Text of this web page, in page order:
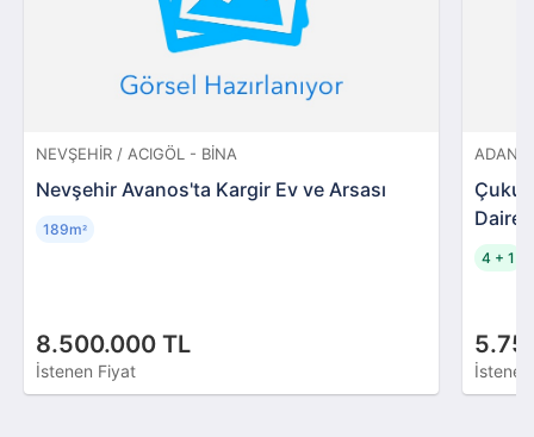
NEVŞEHIR / ACIGÖL - BINA
Nevşehir Avanos'ta Kargir Ev ve Arsası
8.500.000 TL
İstenen Fiyat
189m²
ADANA
Daire
4 + 1